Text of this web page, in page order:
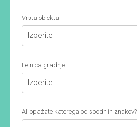
Vrsta objekta
Letnica gradnje
Ali opažate katerega od spodnjih znakov?